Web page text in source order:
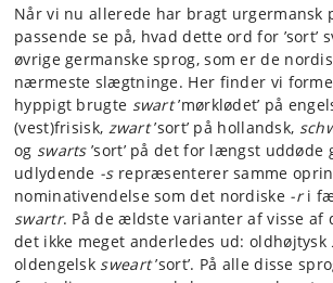
Når vi nu allerede har bragt urgermansk
passende se på, hvad dette ord for ’sort’
øvrige germanske sprog, som er de
nærmeste slægtninge. Her finder vi
hyppigt brugte swart’mørklødet’ på
(vest)frisisk, zwart’sort’ på hollandsk,
og swarts’sort’ på det for længst uddøde
udlydende -srepræsenterer samme
nominativendelse som det nordiske -ri
swartr. På de ældste varianter af visse af
det ikke meget anderledes ud: oldhøjtysk
oldengelsk sweart’sort’. På alle disse